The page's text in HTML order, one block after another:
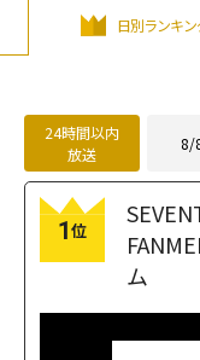
日別ランキ
24時間以内
放送
8/
1位
ム